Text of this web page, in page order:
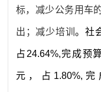
标，减少公务用车
出；减少培训。社
占 24.64%,完成预
元 ，占 1.80%, 完